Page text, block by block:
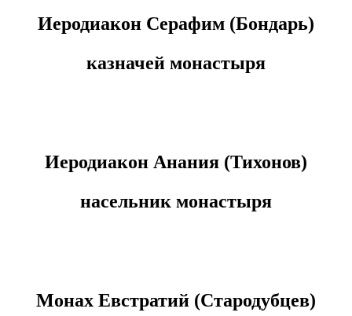
Иеродиакон Серафим (Бондарь)
казначей монастыря
Иеродиакон Анания (Тихонов)
насельник монастыря
Монах Евстратий (Стародубцев)